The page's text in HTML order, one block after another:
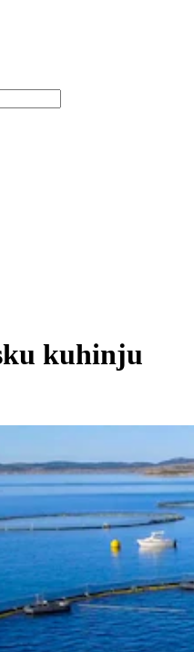
kuhinju